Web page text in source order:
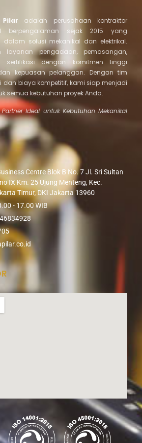
adalah perusahaan kontraktor
berpengalaman sejak 2015 yang
dalam solusi mekanikal dan elektrikal.
layanan pengadaan, pemasangan,
sertifikasi dengan komitmen tinggi
kepuasan pelanggan. Dengan tim
dan biaya kompetitif, kami siap menjadi
semua kebutuhan proyek Anda.
Partner Ideal untuk Kebutuhan Mekanikal
Centre Blok B No. 7 Jl. Sri Sultan
IX Km. 25 Ujung Menteng, Kec.
Timur, DKI Jakarta 13960
- 17.00 WIB